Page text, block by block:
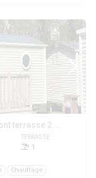
(Mobil-home Confort 27m² dont terrasse 2 chambres + TV)
TERRASSE
1
Chauffage